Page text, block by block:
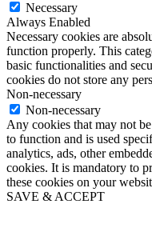
Necessary
Always Enabled
Necessary cookies are
function properly. This
basic functionalities and
cookies do not store any
Non-necessary
Non-necessary
Any cookies that may not
to function and is used
analytics, ads, other
cookies. It is mandatory to
these cookies on your
SAVE & ACCEPT